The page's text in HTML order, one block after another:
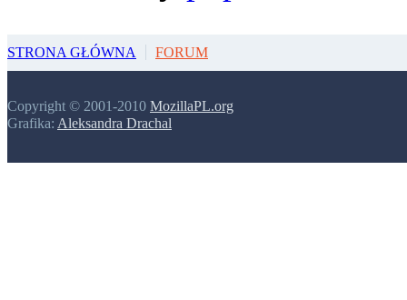
STRONA GŁÓWNA FORUM
Copyright © 2001-2010 MozillaPL.org
Grafika: Aleksandra Drachal